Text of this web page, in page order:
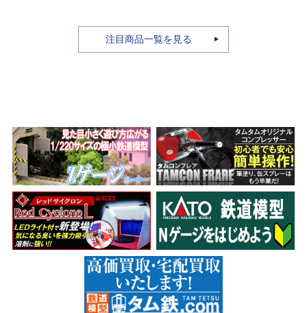
注目商品一覧を見る